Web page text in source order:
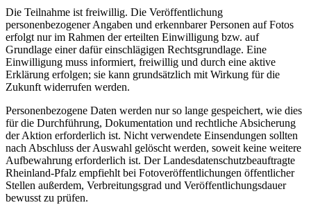
Die Teilnahme ist freiwillig. Die Veröffentlichung
personenbezogener Angaben und erkennbarer Personen auf Fotos
erfolgt nur im Rahmen der erteilten Einwilligung bzw. auf
Grundlage einer dafür einschlägigen Rechtsgrundlage. Eine
Einwilligung muss informiert, freiwillig und durch eine aktive
Erklärung erfolgen; sie kann grundsätzlich mit Wirkung für die
Zukunft widerrufen werden.
Personenbezogene Daten werden nur so lange gespeichert, wie dies
für die Durchführung, Dokumentation und rechtliche Absicherung
der Aktion erforderlich ist. Nicht verwendete Einsendungen sollten
nach Abschluss der Auswahl gelöscht werden, soweit keine weitere
Aufbewahrung erforderlich ist. Der Landesdatenschutzbeauftragte
Rheinland-Pfalz empfiehlt bei Fotoveröffentlichungen öffentlicher
Stellen außerdem, Verbreitungsgrad und Veröffentlichungsdauer
bewusst zu prüfen.